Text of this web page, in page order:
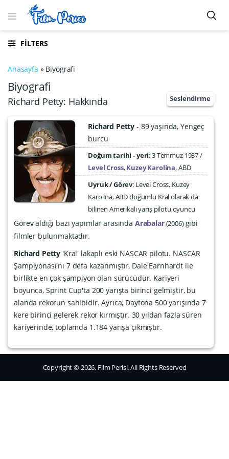
FILTERS
Anasayfa » Biyografi
Biyografi
Richard Petty: Hakkında Seslendirme
Richard Petty 89 yaşında Yengeç
burcu
Doğum tarihi - yeri 3 Temmuz 1937
Level Cross,Kuzey Karolina,ABD
Uyruk / Görev: Level Cross, Kuzey
Karolina, ABD doğumlu Kral olarak da
bilinen Amerikalı yarış pilotu oyuncu
Görev aldığı bazı yapımlar arasında Arabalar 2006 gibi
filmler bulunmaktadır.
Richard Petty 'Kral' lakaplı eski NASCAR pilotu. NASCAR
Şampiyonası'nı 7 defa kazanmıştır, Dale Earnhardt ile
birlikte en çok şampiyon olan sürücüdür. Kariyeri
boyunca, Sprint Cup'ta 200 yarışta birinci gelmiştir, bu
alanda rekorun sahibidir. Ayrıca, Daytona 500 yarışında 7
kere birinci gelerek rekor kırmıştır. 30 yıldan fazla süren
kariyerinde, toplamda 1.184 yarışa çıkmıştır.
Copyright © 2026, Film Perisi. All Rights Reserved